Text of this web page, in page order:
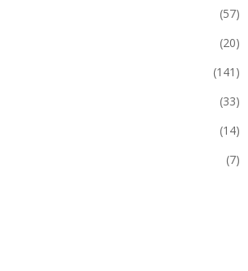
(57)
(20)
(141)
(33)
(14)
(7)